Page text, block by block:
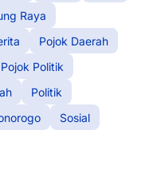
Raya
Pojok Daerah
Pojok Politik
Politik
Sosial